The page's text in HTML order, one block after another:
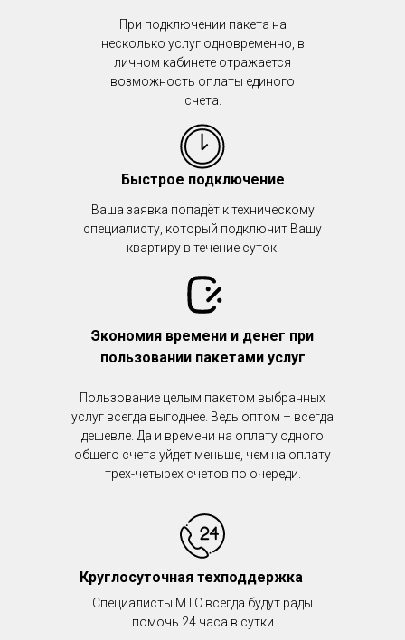
Быстрое подключение
Круглосуточная техподдержка
Экономия времени и денег при
пользовании пакетами услуг
Ваша заявка попадёт к техническому
специалисту, который подключит Вашу
квартиру в течение суток.
При подключении пакета на
несколько услуг одновременно, в
личном кабинете отражается
возможность оплаты единого
счета.
Пользование целым пакетом выбранных
услуг всегда выгоднее. Ведь оптом – всегда
дешевле. Да и времени на оплату одного
общего счета уйдет меньше, чем на оплату
трех-четырех счетов по очереди.
Специалисты МТС всегда будут рады
помочь 24 часа в сутки